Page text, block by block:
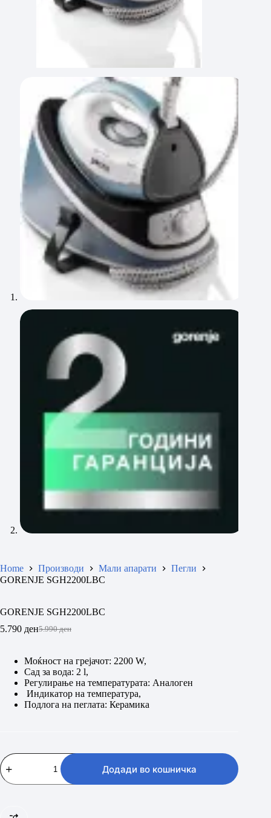
Home Производи Мали апарати
Пегли
GORENJE SGH2200LBC
GORENJE SGH2200LBC
5.990ден
Original
was:
5.990 ден.
5.790 денCurrent
is:
5.790 ден.
Моќност на грејачот: 2200 W,
Сад за вода: 2 l,
Регулирање на температурата: Аналоген
Индикатор на температура,
Подлога на пеглата: Керамика
GORENJE
SGH2200LBC
количина
Додади во кошничка